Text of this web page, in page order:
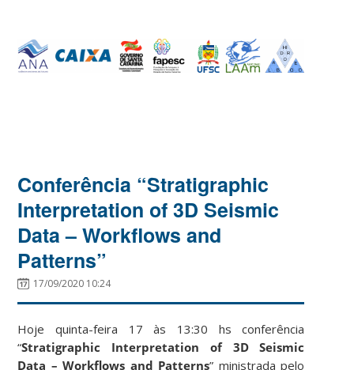
Conferência “Stratigraphic
Interpretation of 3D Seismic
Data – Workflows and
Patterns”
17/09/2020 10:24
Hoje quinta-feira 17 às 13:30 hs conferência
“Stratigraphic Interpretation of 3D Seismic
Data – Workflows and Patterns” ministrada pelo